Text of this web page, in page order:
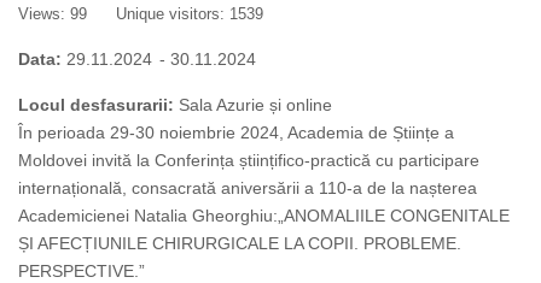
Views: 99 Unique visitors: 1539
Data: 29.11.2024 - 30.11.2024
Locul desfasurarii: Sala Azurie și online
În perioada 29-30 noiembrie 2024, Academia de Științe a
Moldovei invită la Conferința științifico-practică cu participare
internațională, consacrată aniversării a 110-a de la nașterea
Academicienei Natalia Gheorghiu:„ANOMALIILE CONGENITALE
ȘI AFECȚIUNILE CHIRURGICALE LA COPII. PROBLEME.
PERSPECTIVE.”